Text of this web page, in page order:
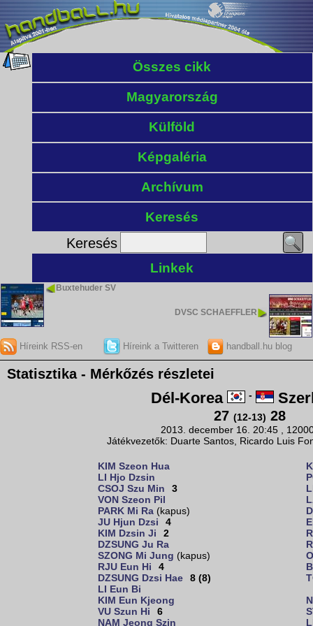
Összes cikk
Magyarország
Külföld
Képgaléria
Archívum
Keresés
Keresés
Linkek
Buxtehuder SV
DVSC SCHAEFFLER
Híreink RSS-en Híreink a Twitteren handball.hu blog
Statisztika - Mérkőzés részletei
Dél-Korea -
27 (12-13) 28
2013. december 16. 20:45 ,
Játékvezetők: Duarte Santos, Ricardo Luis
KIM Szeon Hua
LI Hjo Dzsin
CSOJ Szu Min
3
VON Szeon Pil
PARK Mi Ra (kapus)
JU Hjun Dzsi
4
KIM Dzsin Ji
2
DZSUNG Ju Ra
SZONG Mi Jung (kapus)
RJU Eun Hi
4
DZSUNG Dzsi Hae
8 (8)
LI Eun Bi
KIM Eun Kjeong
VU Szun Hi
6
NAM Jeong Szin